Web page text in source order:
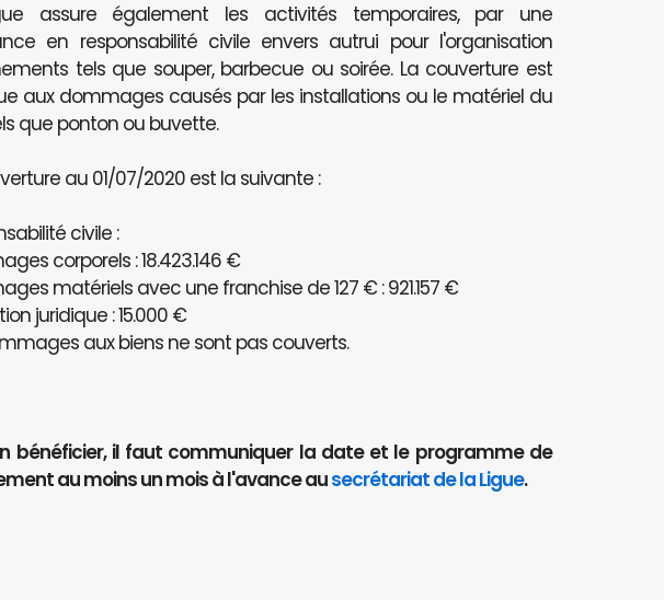
assure également les activités temporaires, par une
en responsabilité civile envers autrui pour l'organisation
tels que souper, barbecue ou soirée. La couverture est
aux dommages causés par les installations ou le matériel du
que ponton ou buvette.
au 01/07/2020 est la suivante :
civile :
corporels : 18.423.146 €
matériels avec une franchise de 127 € : 921.157 €
juridique : 15.000 €
aux biens ne sont pas couverts.
bénéficier, il faut communiquer la date et le programme de
au moins un mois à l'avance ausecrétariat de la Ligue.